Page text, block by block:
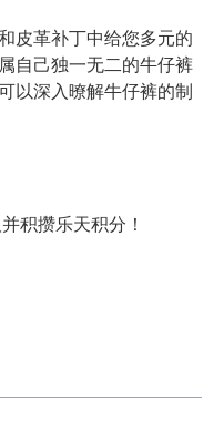
皮革补丁中给您多元的
自己独一无二的牛仔裤
以深入暸解牛仔裤的制
积攒乐天积分！